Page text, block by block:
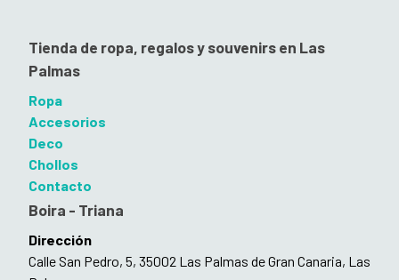
Tienda de ropa, regalos y souvenirs en Las
Palmas
Ropa
Accesorios
Deco
Chollos
Contacto
Boira - Triana
Dirección
Calle San Pedro, 5, 35002 Las Palmas de Gran Canaria, Las